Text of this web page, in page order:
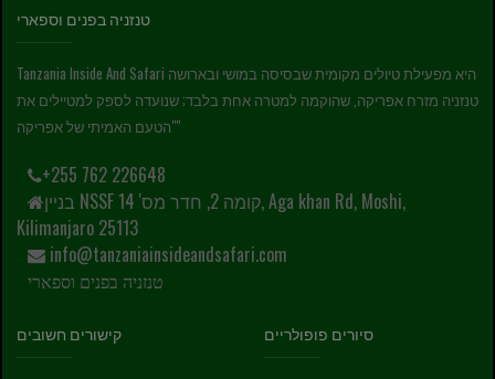
טנזניה בפנים וספארי
Tanzania Inside And Safari היא מפעילת טיולים מקומית שבסיסה במושי ובארושה
טנזניה מזרח אפריקה, שהוקמה למטרה אחת בלבד; שנועדה לספק למטיילים את
"הטעם האמיתי של אפריקה"
+255 762 226648
בניין NSSF קומה 2, חדר מס' 14, Aga khan Rd, Moshi,
Kilimanjaro 25113
info@tanzaniainsideandsafari.com
טנזניה בפנים וספארי
קישורים חשובים סיורים פופולריים